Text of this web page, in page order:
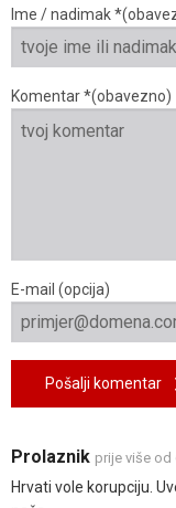
Ime / nadimak
Komentar *(obavezno)
E-mail (opcija)
Pošalji komentar
Prolaznik prije više od
Hrvati vole korupciju.